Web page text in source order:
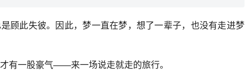
顾此失彼。因此，梦一直在梦，想了一辈子，也没有走进梦
有一股豪气——来一场说走就走的旅行。